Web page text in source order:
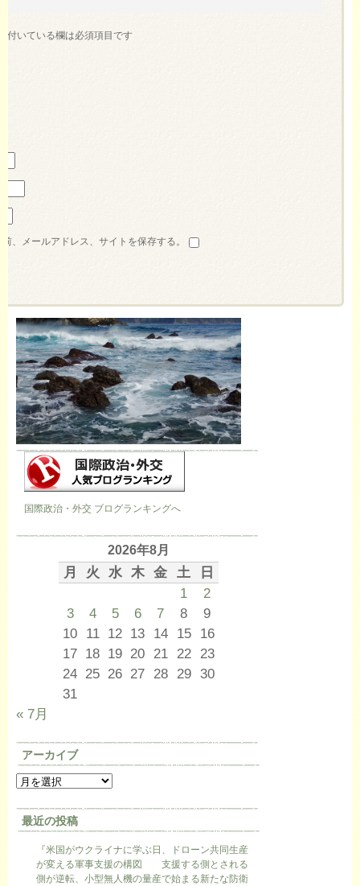
付いている欄は必須項目です
、メールアドレス、サイトを保存する。
国際政治・外交 ブログランキングへ
2026年8月
月 火 水 木 金 土
日
1
2
3
4 5 6 7 8
9
10 11 12 13 14 15
16
17 18 19 20 21 22
23
24 25 26 27 28 29 30
31
« 7月
アーカイブ
最近の投稿
『米国がウクライナに学ぶ日、ドローン共同生産
が変える軍事支援の構図 支援する側とされる
側が逆転、小型無人機の量産で始まる新たな防衛